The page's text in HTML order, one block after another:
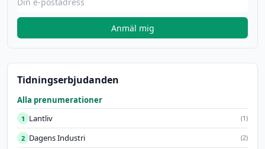
Anmäl mig
Tidningserbjudanden
Alla prenumerationer
1 Lantliv (1)
2 Dagens Industri (2)